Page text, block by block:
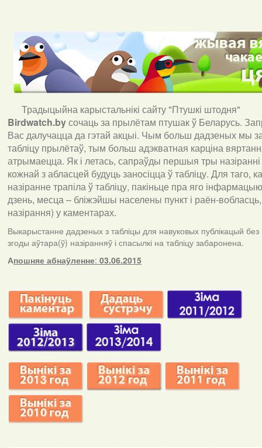
Традыцыйна карыстальнікі сайту "Птушкі штодня"
Birdwatch.byсочаць за прылётам птушак ў Беларусь.
Вас далучацца да гэтай акцыі. Чым больш дадзеных мы
табліцу прылётаў, тым больш адэкватная карціна
атрымаецца. Як і летась, сапраўды першыя тры
кожнай з абласцей будуць заносіцца ў табліцу. Для таго,
назіранне трапіла ў табліцу, пакіньце пра яго
дзень, месца – бліжэйшы населены пункт і раён-
назірання) у каментарах.
Выкарыстанне дадзеных з табліцы для навуковых публікацый без
згоды аўтара(ў) назіранняў і спасылкі на табліцу забаронена.
Апошняе абнаўленне: 03.06.2015